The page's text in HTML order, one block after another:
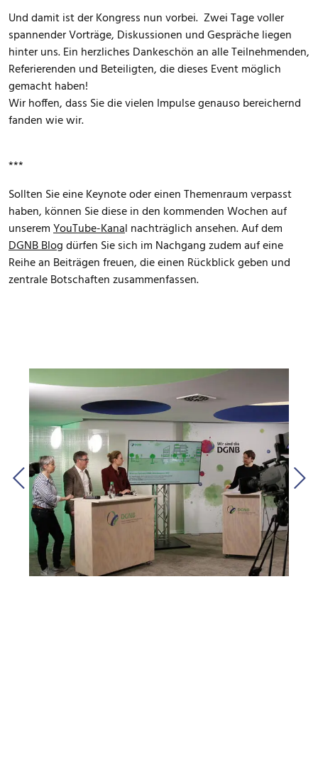
Und damit ist der Kongress nun vorbei. Zwei Tage voller
spannender Vorträge, Diskussionen und Gespräche liegen
hinter uns. Ein herzliches Dankeschön an alle Teilnehmenden,
Referierenden und Beteiligten, die dieses Event möglich
gemacht haben!
Wir hoffen, dass Sie die vielen Impulse genauso bereichernd
fanden wie wir.
***
Sollten Sie eine Keynote oder einen Themenraum verpasst
haben, können Sie diese in den kommenden Wochen auf
unseremYouTube-Kanal nachträglich ansehen. Auf dem
DGNB Blogdürfen Sie sich im Nachgang zudem auf eine
Reihe an Beiträgen freuen, die einen Rückblick geben und
zentrale Botschaften zusammenfassen.